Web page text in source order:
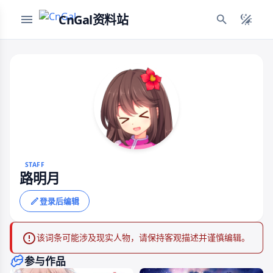
CnGal资料站
STAFF
路明月
登录后编辑
该词条可能涉及现实人物，请保持客观描述并谨慎编辑。
参与作品